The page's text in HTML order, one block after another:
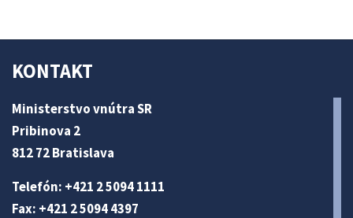
KONTAKT
Ministerstvo vnútra SR
Pribinova 2
812 72 Bratislava
Telefón: +421 2 5094 1111
Fax: +421 2 5094 4397